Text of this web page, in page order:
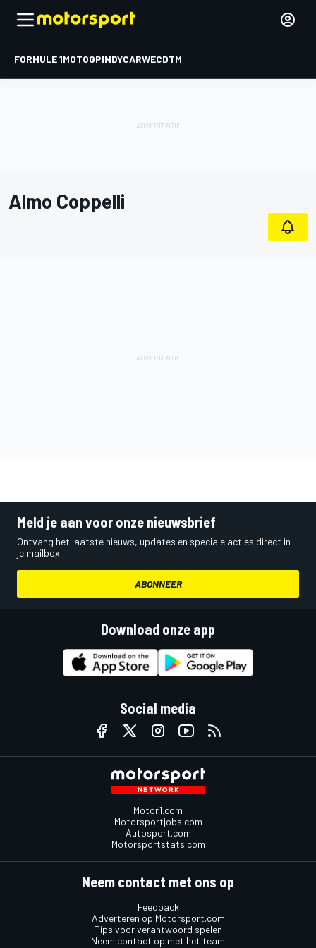
FORMULE 1MOTOGPINDYCARWECDTM
Almo Coppelli
Meld je aan voor onze nieuwsbrief
Ontvang het laatste nieuws, updates en speciale acties direct in
je mailbox.
ABONNEER
Download onze app
Social media
Motor1.com
Motorsportjobs.com
Autosport.com
Motorsportstats.com
Neem contact met ons op
Feedback
Adverteren op Motorsport.com
Tips voor verantwoord spelen
Neem contact op met het team